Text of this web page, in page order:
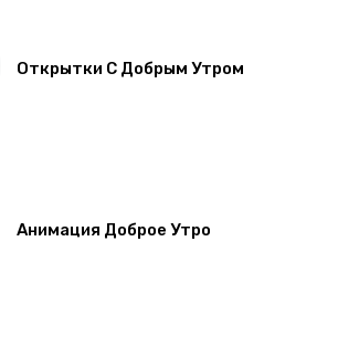
Открытки С Добрым Утром
Анимация Доброе Утро